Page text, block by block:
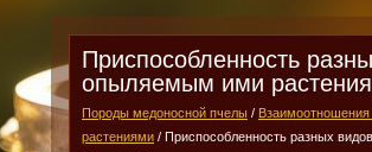
Приспособленность
опыляемым ими
Породы медоносной пчелы /
растениями / Приспособленность разных